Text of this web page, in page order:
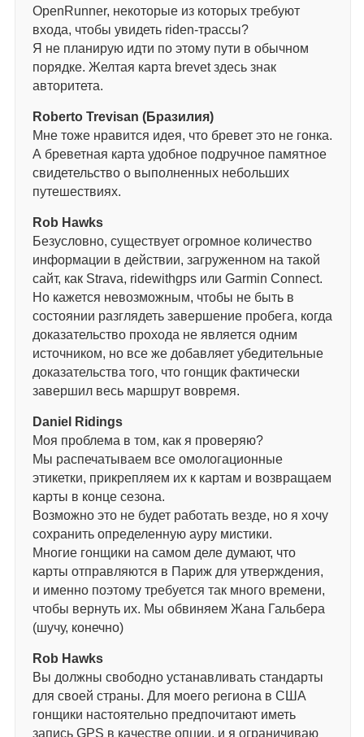
OpenRunner, некоторые из которых требуют
входа, чтобы увидеть riden-трассы?
Я не планирую идти по этому пути в обычном
порядке. Желтая карта brevet здесь знак
авторитета.
Roberto Trevisan (Бразилия)
Мне тоже нравится идея, что бревет это не гонка.
А бреветная карта удобное подручное памятное
свидетельство о выполненных небольших
путешествиях.
Rob Hawks
Безусловно, существует огромное количество
информации в действии, загруженном на такой
сайт, как Strava, ridewithgps или Garmin Connect.
Но кажется невозможным, чтобы не быть в
состоянии разглядеть завершение пробега, когда
доказательство прохода не является одним
источником, но все же добавляет убедительные
доказательства того, что гонщик фактически
завершил весь маршрут вовремя.
Daniel Ridings
Моя проблема в том, как я проверяю?
Мы распечатываем все омологационные
этикетки, прикрепляем их к картам и возвращаем
карты в конце сезона.
Возможно это не будет работать везде, но я хочу
сохранить определенную ауру мистики.
Многие гонщики на самом деле думают, что
карты отправляются в Париж для утверждения,
и именно поэтому требуется так много времени,
чтобы вернуть их. Мы обвиняем Жана Гальбера
(шучу, конечно)
Rob Hawks
Вы должны свободно устанавливать стандарты
для своей страны. Для моего региона в США
гонщики настоятельно предпочитают иметь
запись GPS в качестве опции, и я ограничиваю